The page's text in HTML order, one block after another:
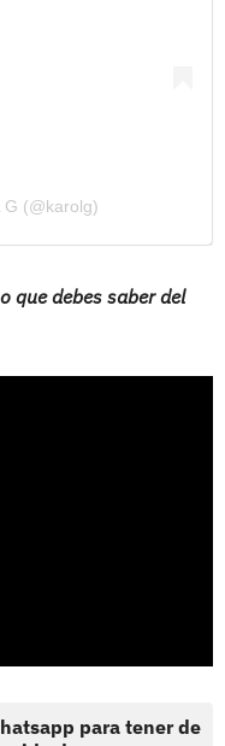
G (@karolg)
que debes saber del
para tener de